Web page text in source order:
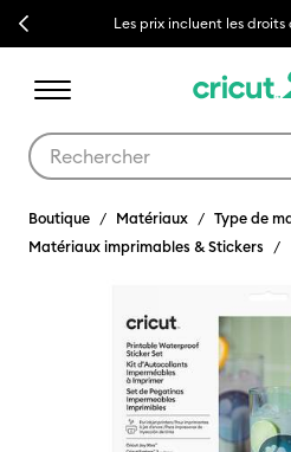
Previous Les prix incluent les
Boutique Matériaux
Type de
Matériaux imprimables & Stickers